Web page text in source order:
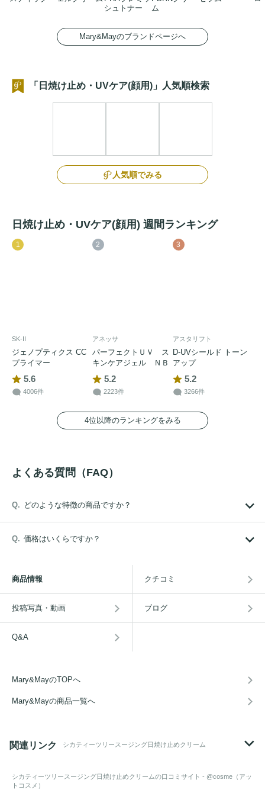
シュトナー
ム
Mary&Mayのブランドページへ
「日焼け止め・UVケア(顔用)」人気順検索
人気順でみる
日焼け止め・UVケア(顔用) 週間ランキング
1
SK-II
ジェノプティクス CC
プライマー
5.6
4006件
2
アネッサ
パーフェクトＵＶ ス
キンケアジェル ＮＢ
5.2
2223件
3
アスタリフト
D-UVシールド トーン
アップ
5.2
3266件
4位以降のランキングをみる
よくある質問（FAQ）
どのような特徴の商品ですか？
価格はいくらですか？
商品情報 クチコミ
投稿写真・動画 ブログ
Q&A
Mary&MayのTOPへ
Mary&Mayの商品一覧へ
関連リンク シカティーツリースージング日焼け止めクリーム
シカティーツリースージング日焼け止めクリームの口コミサイト - @cosme（アッ
トコスメ）